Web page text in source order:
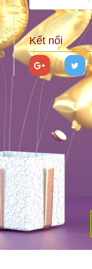
Kết nối